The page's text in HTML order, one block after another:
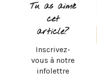
Tu as aimé
cet
article?
Inscrivez-
vous à notre
infolettre